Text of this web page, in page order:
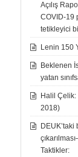
Açılış
COVID-19
tetikleyici
Lenin 150
Beklenen
yatan
Halil Çelik:
2018)
Taktikler: